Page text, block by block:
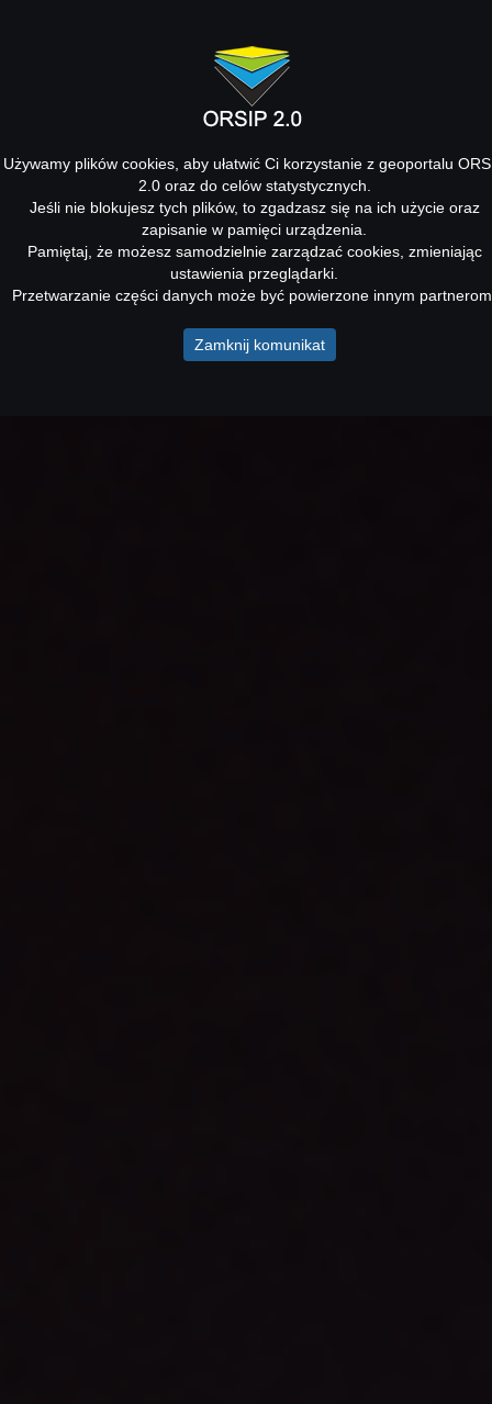
Używamy plików cookies, aby ułatwić Ci korzystanie z geoportalu
2.0 oraz do celów statystycznych.
Jeśli nie blokujesz tych plików, to zgadzasz się na ich użycie oraz
zapisanie w pamięci urządzenia.
Pamiętaj, że możesz samodzielnie zarządzać cookies, zmieniając
ustawienia przeglądarki.
Przetwarzanie części danych może być powierzone innym
Zamknij komunikat